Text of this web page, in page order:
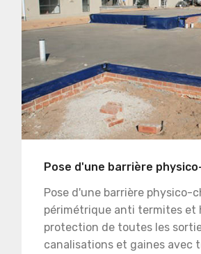
Pose d'une barrière
Pose d'une barrière physico-
périmétrique anti termites et
protection de toutes les
canalisations et gaines avec